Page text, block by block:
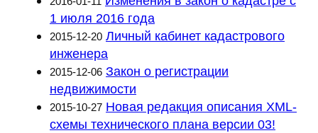
1 июля 2016 года
2015-12-20 Личный кабинет кадастрового
инженера
2015-12-06 Закон о регистрации
недвижимости
2015-10-27 Новая редакция описания XML-
схемы технического плана версии 03!